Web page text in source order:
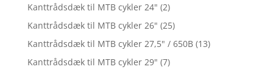
Kanttrådsdæk til MTB cykler 24" (2)
Kanttrådsdæk til MTB cykler 26" (25)
Kanttrådsdæk til MTB cykler 27,5" / 650B (13)
Kanttrådsdæk til MTB cykler 29" (7)